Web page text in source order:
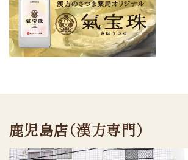
鹿児島店（漢方専門）